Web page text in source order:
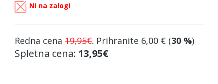
Ni na zalogi
Redna cena 19,95€. Prihranite 6,00 € (30 %)
Spletna cena: 13,95€